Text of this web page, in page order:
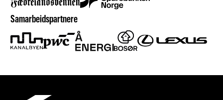
Samarbeidspartnere